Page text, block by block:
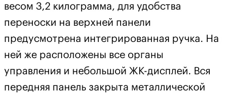
весом 3,2 килограмма, для удобства
переноски на верхней панели
предусмотрена интегрированная ручка. На
ней же расположены все органы
управления и небольшой ЖК-дисплей. Вся
передняя панель закрыта металлической